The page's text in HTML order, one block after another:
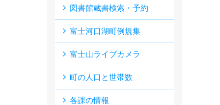
図書館蔵書検索・予約
富士河口湖町例規集
富士山ライブカメラ
町の人口と世帯数
各課の情報